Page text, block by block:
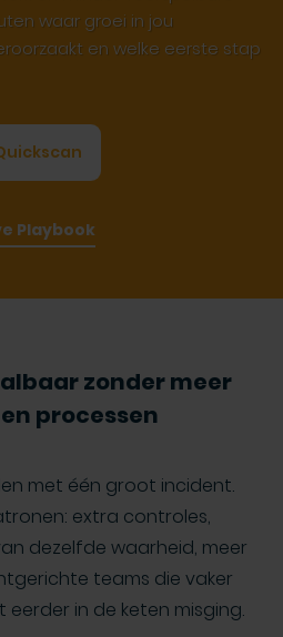
waar groei in jou
en welke eerste stap
Playbook
zonder meer
processen
met één groot incident.
extra controles,
dezelfde waarheid, meer
teams die vaker
in de keten misging.